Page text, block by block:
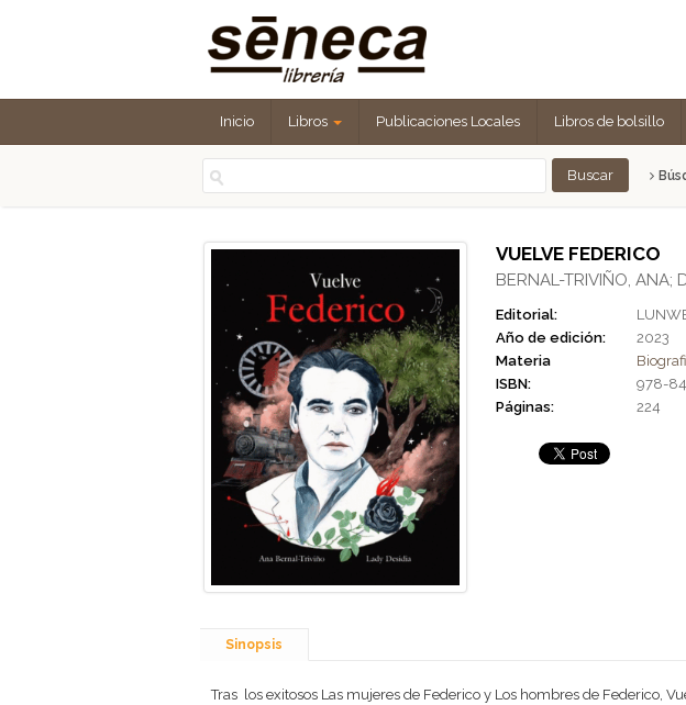
Inicio Libros Publicaciones Locales Libros de bolsillo
VUELVE FEDERICO
BERNAL-TRIVIÑO, ANA;
Editorial:
Año de edición:
2023
Materia
ISBN:
978-
Páginas:
224
Sinopsis
Tras los exitosos Las mujeres de Federico y Los hombres de Federico,